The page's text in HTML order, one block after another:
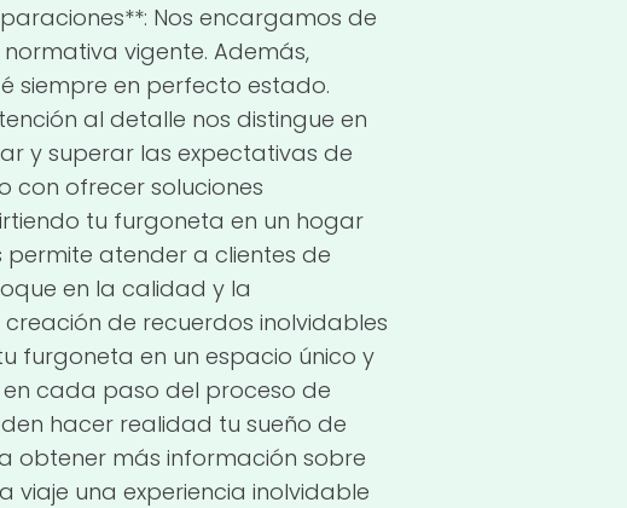
Nos encargamos de
vigente. Además,
siempre en perfecto estado.
al detalle nos distingue en
y superar las expectativas de
con ofrecer soluciones
tu furgoneta en un hogar
atender a clientes de
en la calidad y la
de recuerdos inolvidables
furgoneta en un espacio único y
cada paso del proceso de
hacer realidad tu sueño de
obtener más información sobre
viaje una experiencia inolvidable